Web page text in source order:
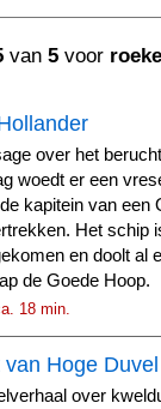
van5 voor
over het
woedt er een
kapitein van een
Het schip
en doolt al
de Goede Hoop.
18 min.
Hoge Duvel
over